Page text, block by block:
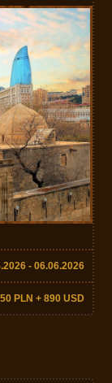
- 06.06.2026
PLN + 890 USD